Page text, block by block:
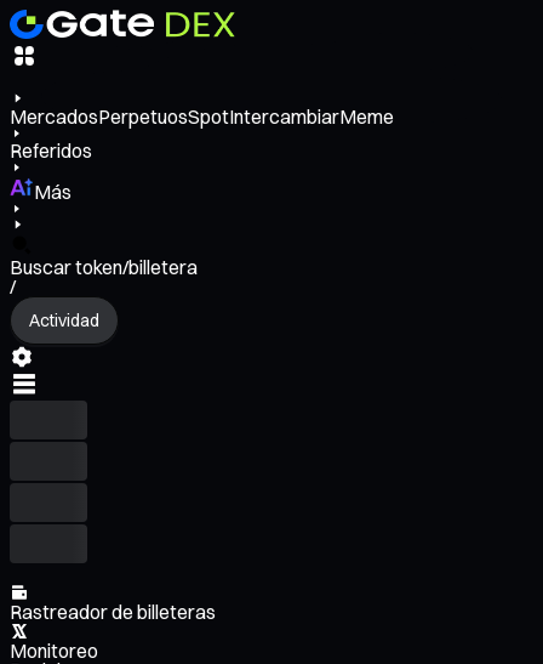
MercadosPerpetuosSpotIntercambiarMeme
Referidos
Más
Buscar token/billetera
/
Actividad
Rastreador de billeteras
Monitoreo